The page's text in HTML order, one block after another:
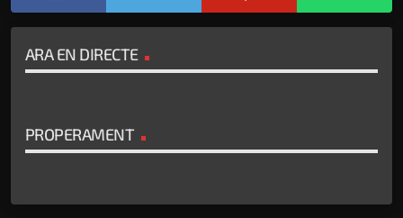
ARA EN DIRECTE
PROPERAMENT